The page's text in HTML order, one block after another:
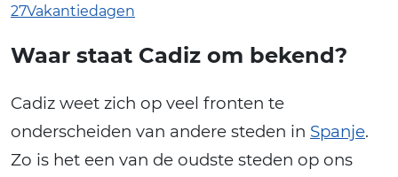
27Vakantiedagen
Waar staat Cadiz om bekend?
Cadiz weet zich op veel fronten te
onderscheiden van andere steden in Spanje.
Zo is het een van de oudste steden op ons